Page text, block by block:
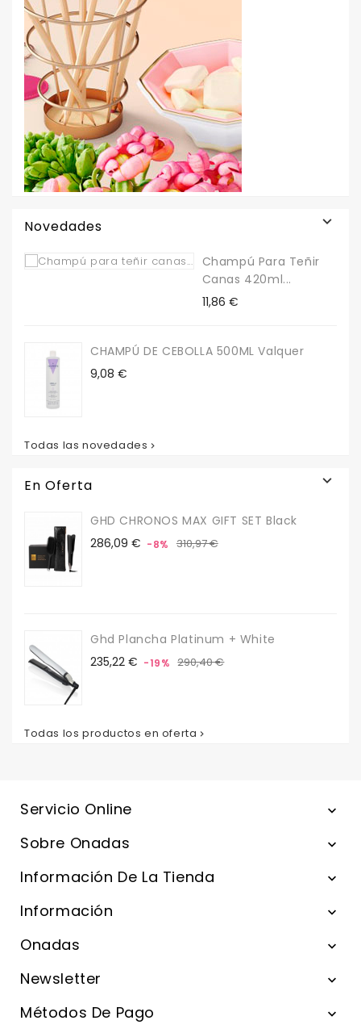
Novedades 
Champú Para Teñir
Canas 420ml...
Precio
11,86 €
CHAMPÚ DE CEBOLLA 500ML Valquer
Precio
9,08 €
Todas las novedades 
En Oferta 
GHD CHRONOS MAX GIFT SET Black
Precio
286,09 € -8% Precio
310,97 €
Ghd Plancha Platinum + White
Precio
235,22 € -19% Precio
290,40 €
Todas los productos en oferta 
Servicio Online 
Sobre Onadas 
Información De La Tienda 
Información 
Onadas 
Newsletter 
Métodos De Pago 